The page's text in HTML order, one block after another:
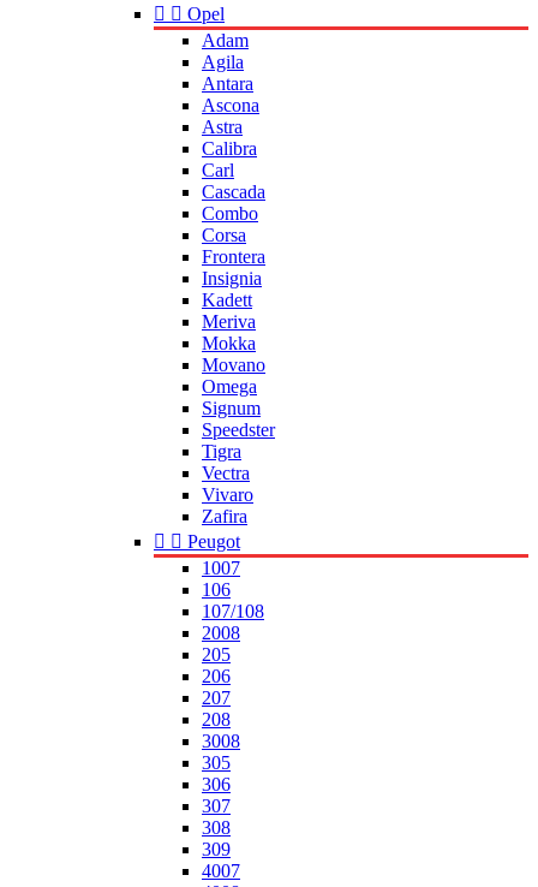
  Opel
Adam
Agila
Antara
Ascona
Astra
Calibra
Carl
Cascada
Combo
Corsa
Frontera
Insignia
Kadett
Meriva
Mokka
Movano
Omega
Signum
Speedster
Tigra
Vectra
Vivaro
Zafira
  Peugot
1007
106
107/108
2008
205
206
207
208
3008
305
306
307
308
309
4007